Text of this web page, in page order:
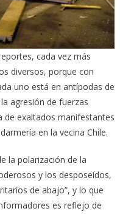
cada vez más
diversos, porque con
uno está en antípodas de
agresión de fuerzas
de exaltados manifestantes
en la vecina Chile.
la polarización de la
y los desposeídos,
de abajo”, y lo que
es reflejo de